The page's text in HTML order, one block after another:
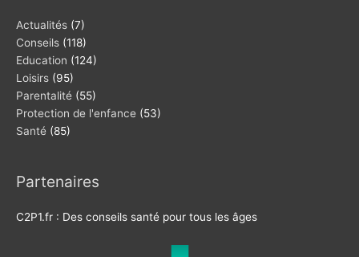
Actualités (7)
Conseils (118)
Education (124)
Loisirs (95)
Parentalité (55)
Protection de l'enfance (53)
Santé (85)
Partenaires
C2P1.fr : Des conseils santé pour tous les âges